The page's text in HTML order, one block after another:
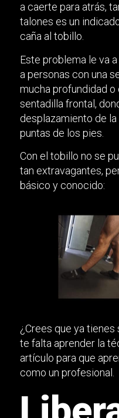
a caerte para atrás,
talones es un
caña al tobillo.
Este problema le va
a personas con una
mucha profundidad
sentadilla frontal,
desplazamiento de
puntas de los pies.
Con el tobillo no se
tan extravagantes,
básico y conocido:
¿Crees que ya
te falta aprender la
artículo para que
como un profesional.